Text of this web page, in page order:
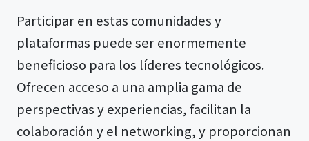
Participar en estas comunidades y
plataformas puede ser enormemente
beneficioso para los líderes tecnológicos.
Ofrecen acceso a una amplia gama de
perspectivas y experiencias, facilitan la
colaboración y el networking, y proporcionan